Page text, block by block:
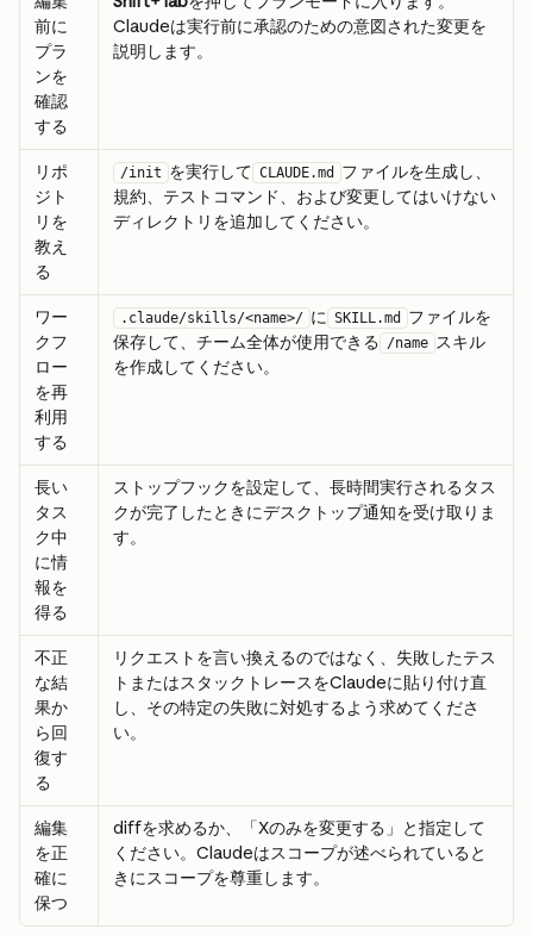
前に
プラ
ンを
確認
する
Claudeは実行前に承認のための意図された変更を
説明します。
リポ
ジト
リを
教え
る
/init を実行して CLAUDE.md
ファイルを生成し、
規約、テストコマンド、および変更してはいけない
ディレクトリを追加してください。
ワー
クフ
ロー
を再
利用
する
.claude/skills/<name>/ に SKILL.md
ファイルを
保存して、チーム全体が使用できる /name スキル
を作成してください。
長い
タス
ク中
に情
報を
得る
ストップフックを設定して、長時間実行されるタス
クが完了したときにデスクトップ通知を受け取りま
す。
不正
な結
果か
ら回
復す
る
リクエストを言い換えるのではなく、失敗したテス
トまたはスタックトレースをClaudeに貼り付け直
し、その特定の失敗に対処するよう求めてくださ
い。
編集
を正
確に
保つ
diffを求めるか、「Xのみを変更する」と指定して
ください。Claudeはスコープが述べられていると
きにスコープを尊重します。